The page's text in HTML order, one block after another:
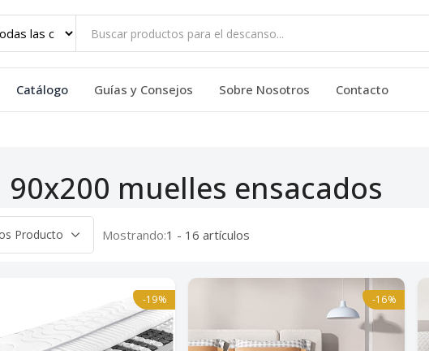
Catálogo Guías y Consejos Sobre Nosotros Contacto
muelles ensacados
Mostrando:1 - 16 artículos
-19% -16%